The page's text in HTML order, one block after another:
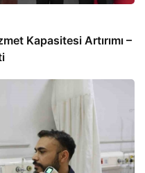
Kapasitesi Artırımı –